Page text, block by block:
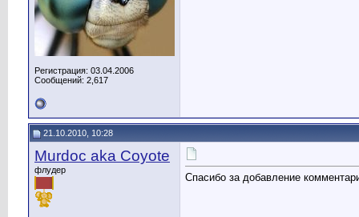
Регистрация: 03.04.2006
Сообщений: 2,617
21.10.2010, 10:28
Murdoc aka Coyote
флудер
Спасибо за добавление